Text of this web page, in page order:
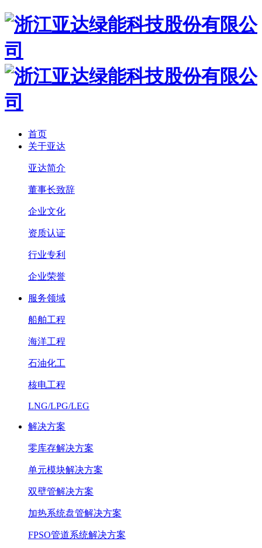
首页
关于亚达
亚达简介
董事长致辞
企业文化
资质认证
行业专利
企业荣誉
服务领域
船舶工程
海洋工程
石油化工
核电工程
LNG/LPG/LEG
解决方案
零库存解决方案
单元模块解决方案
双壁管解决方案
加热系统盘管解决方案
FPSO管道系统解决方案